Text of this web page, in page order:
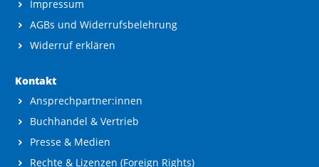
Impressum
AGBs und Widerrufsbelehrung
Widerruf erklären
Kontakt
Ansprechpartner:innen
Buchhandel & Vertrieb
Presse & Medien
Rechte & Lizenzen (Foreign Rights)